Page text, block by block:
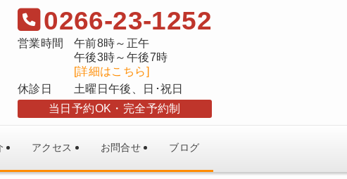
0266-23-1252
営業時間
午前8時～正午
午後3時～午後7時
[詳細はこちら]
休診日
土曜日午後、日･祝日
当日予約OK
完全予約制
アクセス お問合せ ブログ